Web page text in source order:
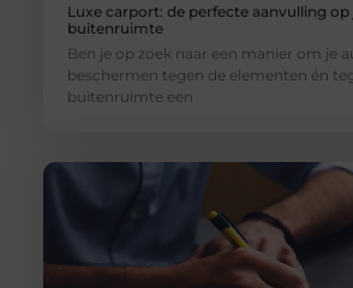
Luxe carport: de perfecte aanvulling
buitenruimte
Ben je op zoek naar een manier om je
beschermen tegen de elementen én
buitenruimte een